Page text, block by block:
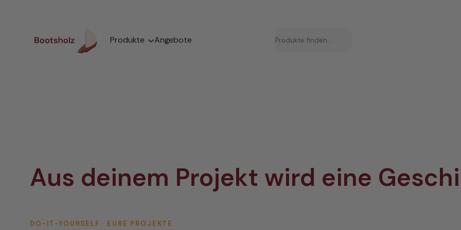
Produkte Angebote
Aus deinem Projekt wird eine
DO-IT-YOURSELF · EURE PROJEKTE